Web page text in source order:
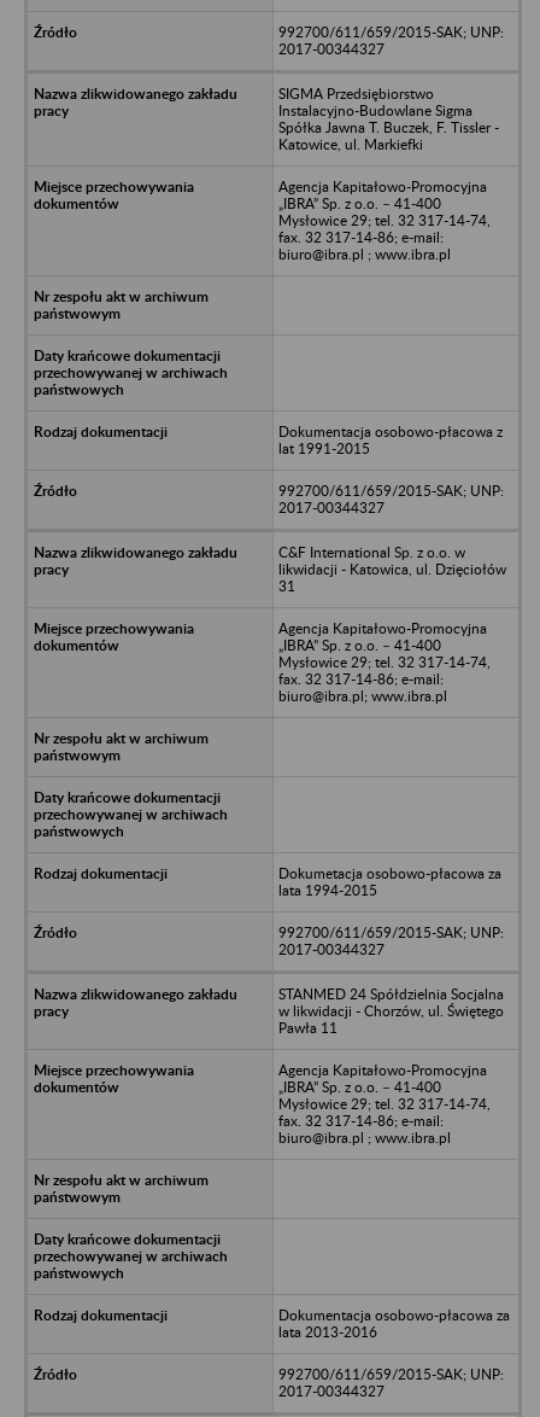
992700/611/659/2015-SAK; UNP:
2017-00344327
SIGMA Przedsiębiorstwo
Instalacyjno-Budowlane Sigma
Spółka Jawna T. Buczek, F. Tissler -
Katowice, ul. Markiefki
Agencja Kapitałowo-Promocyjna
„IBRA” Sp. z o.o. – 41-400
Mysłowice 29; tel. 32 317-14-74,
fax. 32 317-14-86; e-mail:
biuro@ibra.pl ; www.ibra.pl
Dokumentacja osobowo-płacowa z
lat 1991-2015
992700/611/659/2015-SAK; UNP:
2017-00344327
C&F International Sp. z o.o. w
likwidacji - Katowica, ul. Dzięciołów
31
Agencja Kapitałowo-Promocyjna
„IBRA” Sp. z o.o. – 41-400
Mysłowice 29; tel. 32 317-14-74,
fax. 32 317-14-86; e-mail:
biuro@ibra.pl; www.ibra.pl
Dokumetacja osobowo-płacowa za
lata 1994-2015
992700/611/659/2015-SAK; UNP:
2017-00344327
STANMED 24 Spółdzielnia Socjalna
w likwidacji - Chorzów, ul. Świętego
Pawła 11
Agencja Kapitałowo-Promocyjna
„IBRA” Sp. z o.o. – 41-400
Mysłowice 29; tel. 32 317-14-74,
fax. 32 317-14-86; e-mail:
biuro@ibra.pl ; www.ibra.pl
Dokumentacja osobowo-płacowa za
lata 2013-2016
992700/611/659/2015-SAK; UNP:
2017-00344327